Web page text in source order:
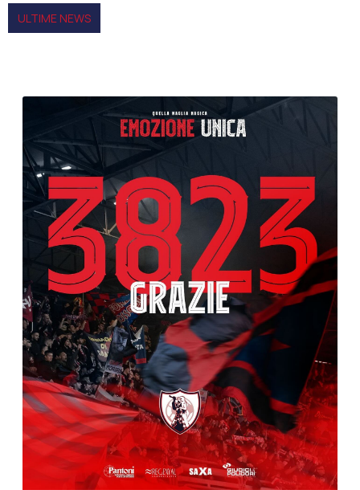
ULTIME NEWS